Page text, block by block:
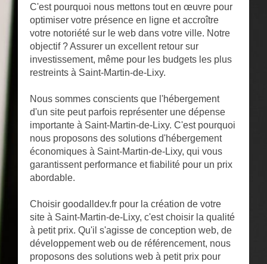
C'est pourquoi nous mettons tout en œuvre pour
optimiser votre présence en ligne et accroître
votre notoriété sur le web dans votre ville. Notre
objectif ? Assurer un excellent retour sur
investissement, même pour les budgets les plus
restreints à Saint-Martin-de-Lixy.
Nous sommes conscients que l'hébergement
d'un site peut parfois représenter une dépense
importante à Saint-Martin-de-Lixy. C'est pourquoi
nous proposons des solutions d'hébergement
économiques à Saint-Martin-de-Lixy, qui vous
garantissent performance et fiabilité pour un prix
abordable.
Choisir goodalldev.fr pour la création de votre
site à Saint-Martin-de-Lixy, c'est choisir la qualité
à petit prix. Qu'il s'agisse de conception web, de
développement web ou de référencement, nous
proposons des solutions web à petit prix pour